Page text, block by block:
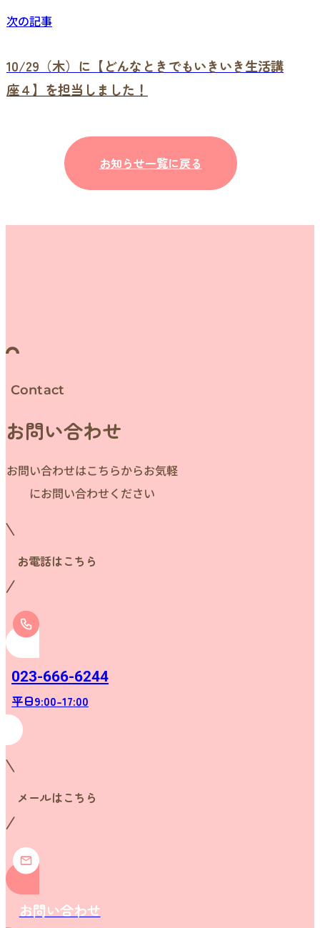
次の記事
10/29（木）に【どんなときでもいきいき生活講
座４】を担当しました！
お知らせ一覧に戻る
Contact
お問い合わせ
お問い合わせはこちらからお気軽
にお問い合わせください
お電話はこちら
023-666-6244
平日9:00-17:00
メールはこちら
お問い合わせ